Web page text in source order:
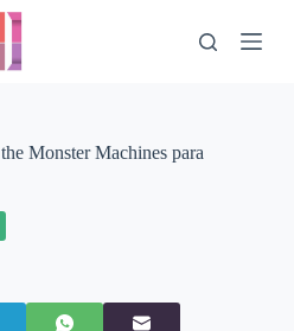
Monster Machines para